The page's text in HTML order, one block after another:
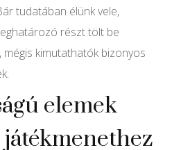
tudatában élünk vele,
részt tölt be
mégis kimutathatók bizonyos
elemek